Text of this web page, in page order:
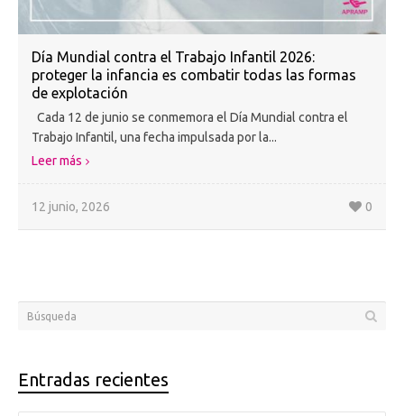
Día Mundial contra el Trabajo Infantil 2026:
proteger la infancia es combatir todas las formas
de explotación
Cada 12 de junio se conmemora el Día Mundial contra el
Trabajo Infantil, una fecha impulsada por la...
Leer más
12 junio, 2026 0
Entradas recientes